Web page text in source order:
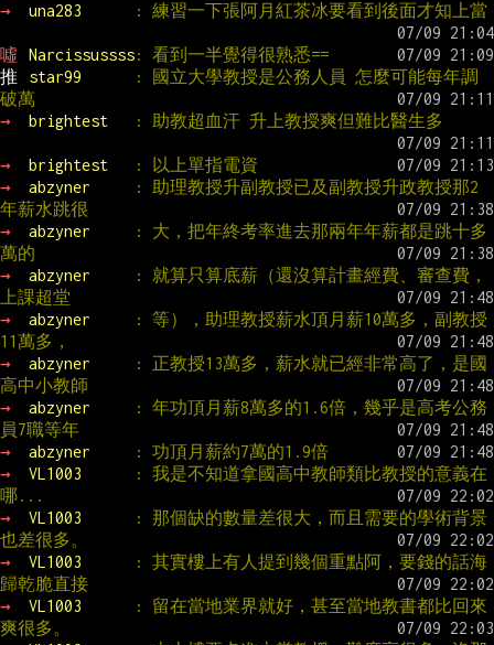
→ una283 : 練習一下張阿月紅茶冰要看到後面才知上當
噓 Narcissussss: 看到一半覺得很熟悉==
推
star99
: 國立大學教授是公務人員 怎麼可能每年調
破萬
→
brightest : 助教超血汗 升上教授爽但難比醫生多
→ brightest
: 以上單指電資
→
abzyner
: 助理教授升副教授已及副教授升政教授那2
年薪水跳很
→
abzyner
: 大，把年終考率進去那兩年年薪都是跳十多
萬的
→
abzyner
: 就算只算底薪（還沒算計畫經費、審查費，
上課超堂
→
abzyner
: 等），助理教授薪水頂月薪10萬多，副教授
11萬多，
→
abzyner
: 正教授13萬多，薪水就已經非常高了，是國
高中小教師
→
abzyner
: 年功頂月薪8萬多的1.6倍，幾乎是高考公務
員7職等年
→
abzyner
: 功頂月薪約7萬的1.9倍
→
VL1003
: 我是不知道拿國高中教師類比教授的意義在
哪...
→
VL1003
: 那個缺的數量差很大，而且需要的學術背景
也差很多。
→
VL1003
: 其實樓上有人提到幾個重點阿，要錢的話海
歸乾脆直接
→
VL1003
: 留在當地業界就好，甚至當地教書都比回來
爽很多。